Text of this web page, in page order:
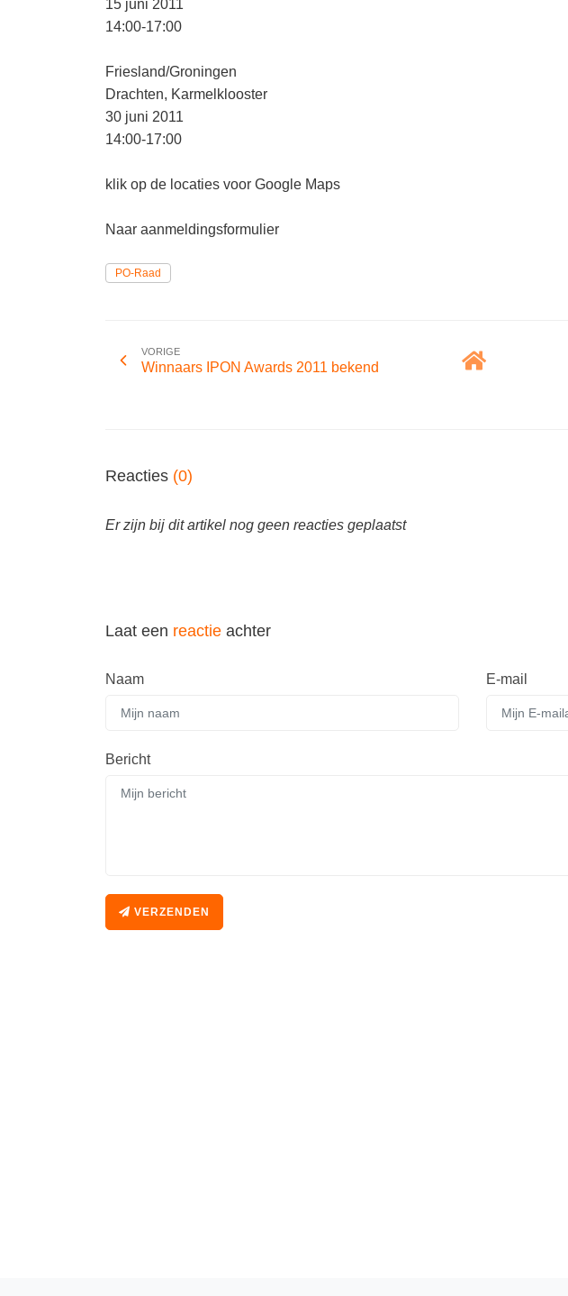
15 juni 2011
14:00-17:00
Friesland/Groningen
Drachten, Karmelklooster
30 juni 2011
14:00-17:00
klik op de locaties voor Google Maps
Naar aanmeldingsformulier
PO-Raad
VORIGE
Winnaars IPON Awards 2011 bekend
Reacties (0)
Er zijn bij dit artikel nog geen reacties geplaatst
Laat een reactie achter
Naam E-mail
Bericht
VERZENDEN